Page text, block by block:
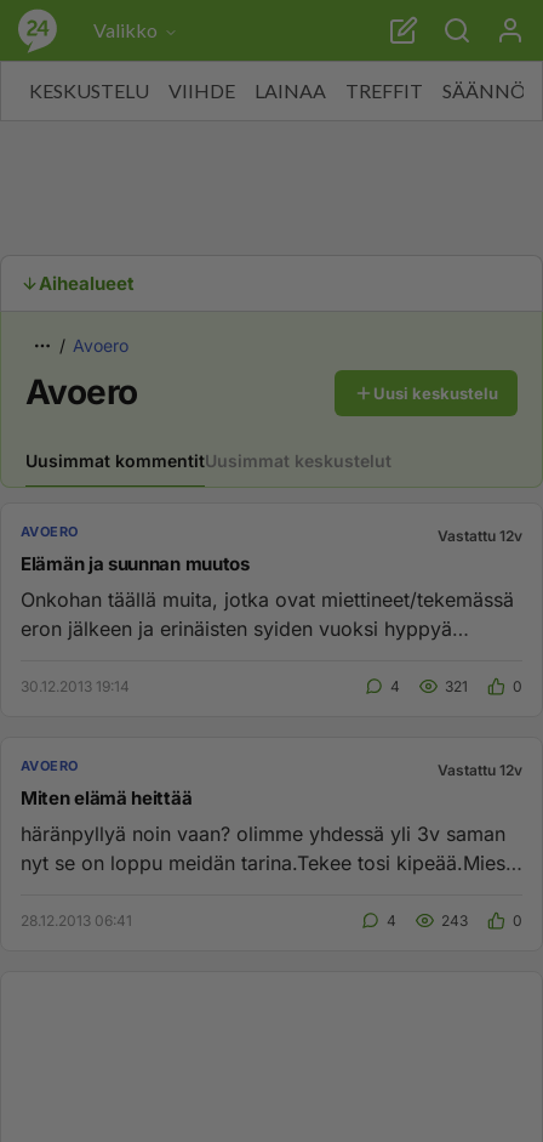
Valikko
KESKUSTELU VIIHDE LAINAA TREFFIT SÄÄNNÖT
Aihealueet
Avoero
Avoero Uusi keskustelu
Uusimmat kommentitUusimmat keskustelut
AVOERO Vastattu 12v
Elämän ja suunnan muutos
Onkohan täällä muita, jotka ovat miettineet/tekemässä
eron jälkeen ja erinäisten syiden vuoksi hyppyä
30.12.2013 19:14 4 321 0
AVOERO Vastattu 12v
Miten elämä heittää
häränpyllyä noin vaan? olimme yhdessä yli 3v saman
nyt se on loppu meidän tarina.Tekee tosi kipeää.Mies
28.12.2013 06:41 4 243 0